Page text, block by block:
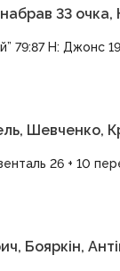
33
79:87 Н: Джонс
Шевченко,
26 + 10
Бояркін,